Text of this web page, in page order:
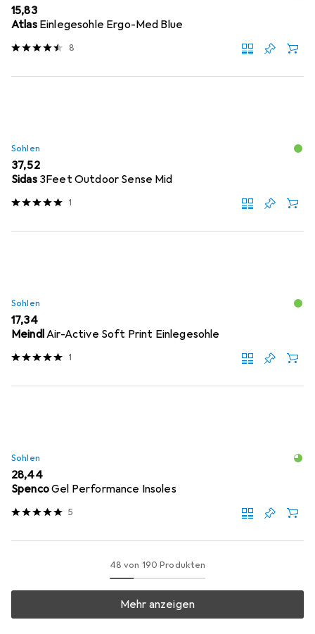
EUR
15,83
Atlas Einlegesohle Ergo-Med Blue
8
Sohlen
EUR
37,52
Sidas 3Feet Outdoor Sense Mid
1
Sohlen
EUR
17,34
MeindlAir-Active Soft Print Einlegesohle
1
Sohlen
EUR
28,44
SpencoGel Performance Insoles
5
48 von 190 Produkten
Mehr anzeigen